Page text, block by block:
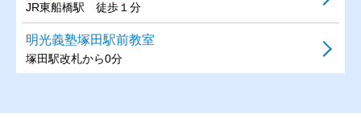
JR東船橋駅 徒歩１分
明光義塾塚田駅前教室
塚田駅改札から0分
JR船橋駅から徒歩5分